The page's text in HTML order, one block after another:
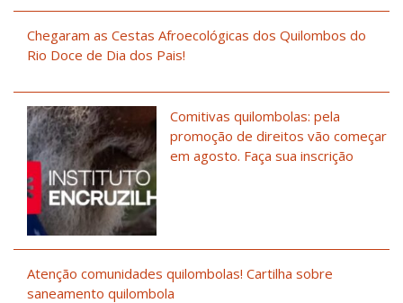
Chegaram as Cestas Afroecológicas dos Quilombos do
Rio Doce de Dia dos Pais!
Comitivas quilombolas: pela
promoção de direitos vão começar
em agosto. Faça sua inscrição
Atenção comunidades quilombolas! Cartilha sobre
saneamento quilombola